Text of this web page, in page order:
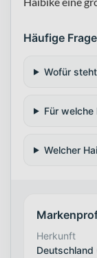
Häufige
Wofür
Für
Welcher
Herkunft
Deutschland